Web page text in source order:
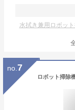
水拭き兼用ロボッ
no. 7